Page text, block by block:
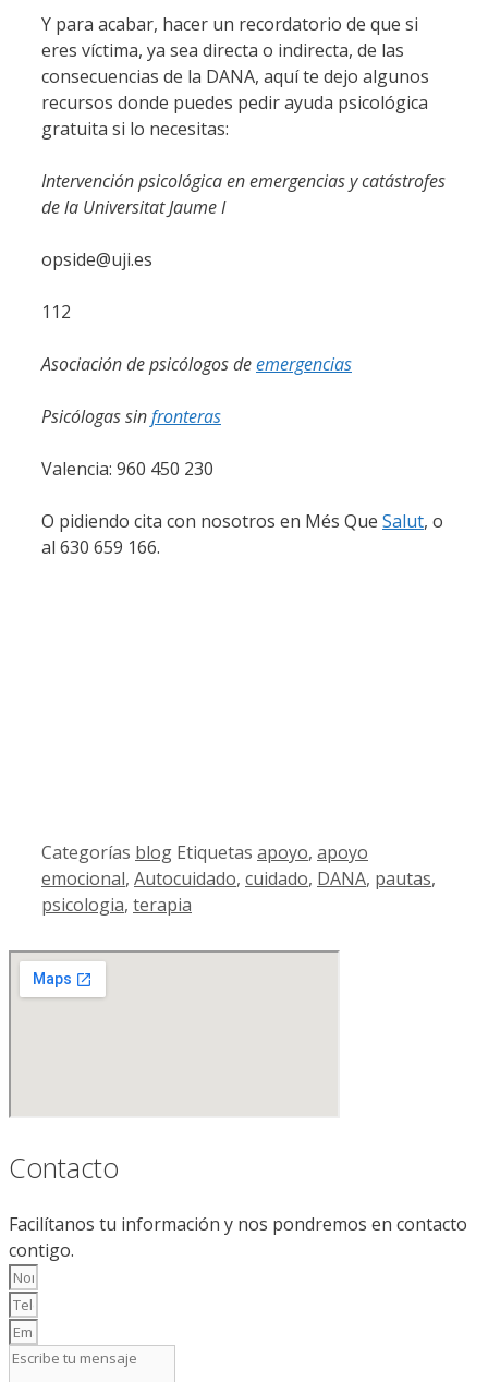
Y para acabar, hacer un recordatorio de que si
eres víctima, ya sea directa o indirecta, de las
consecuencias de la DANA, aquí te dejo algunos
recursos donde puedes pedir ayuda psicológica
gratuita si lo necesitas:
Intervención psicológica en emergencias y catástrofes
de la Universitat Jaume I
opside@uji.es
112
Asociación de psicólogos deemergencias
Psicólogas sinfronteras
Valencia: 960 450 230
O pidiendo cita con nosotros en Més Que Salut, o
al 630 659 166.
Categorías blog Etiquetas apoyo, apoyo
emocional, Autocuidado, cuidado, DANA, pautas,
psicologia, terapia
Contacto
Facilítanos tu información y nos pondremos en contacto
contigo.